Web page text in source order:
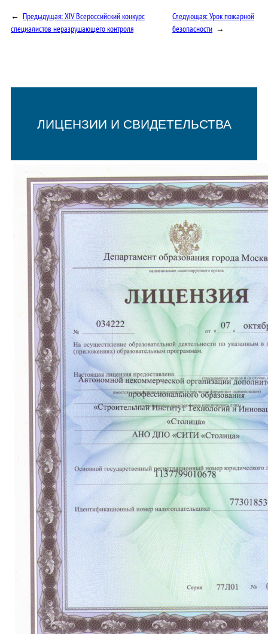
← Предыдущая:XIV Всероссийский конкурс
специалистов неразрушающего контроля
Следующая:Урок пожарной
безопасности →
ЛИЦЕНЗИИ И СВИДЕТЕЛЬСТВА